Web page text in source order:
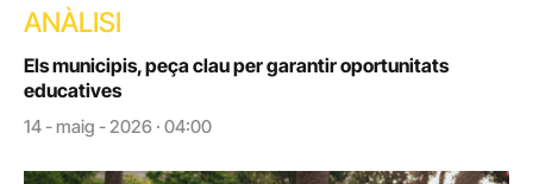
ANÀLISI
Els municipis, peça clau per garantir oportunitats
educatives
14 - maig - 2026 · 04:00